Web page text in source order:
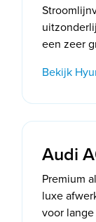
een zeer
Bekijk
Audi
Premium
luxe
voor